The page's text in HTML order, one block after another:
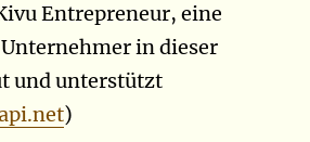
Entrepreneur, eine
in dieser
und unterstützt
)